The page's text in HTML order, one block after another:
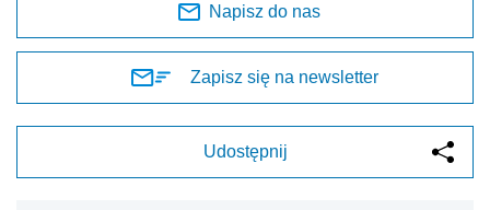
Napisz do nas
Zapisz się na newsletter
Udostępnij